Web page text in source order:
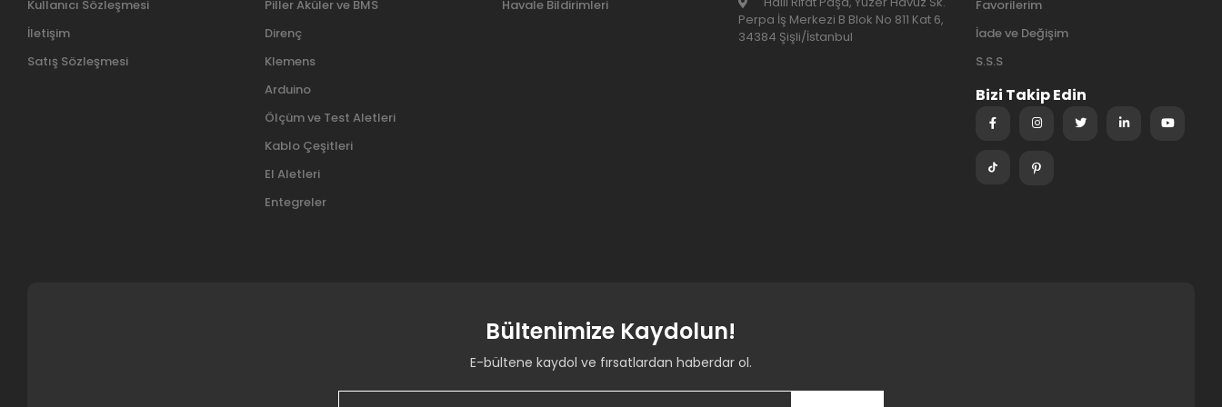
Kullanıcı Sözleşmesi
İletişim
Satış Sözleşmesi
Piller Aküler ve BMS
Direnç
Klemens
Arduino
Ölçüm ve Test Aletleri
Kablo Çeşitleri
El Aletleri
Entegreler
Havale Bildirimleri
Perpa İş Merkezi B Blok No 811 Kat 6,
34384 Şişli/İstanbul
Favorilerim
İade ve Değişim
S.S.S
Bizi Takip Edin
Bültenimize Kaydolun!
E-bültene kaydol ve fırsatlardan haberdar ol.